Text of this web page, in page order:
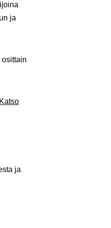
ja
osittain
Katso
ja